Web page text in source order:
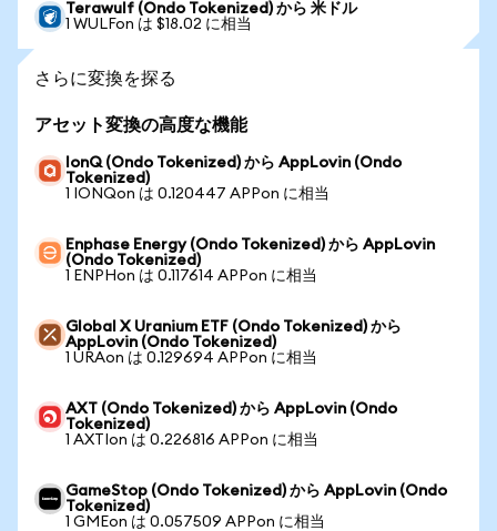
Terawulf (Ondo Tokenized) から 米ドル
1 WULFon は $18.02 に相当
さらに変換を探る
アセット変換の高度な機能
IonQ (Ondo Tokenized) から AppLovin (Ondo
Tokenized)
1 IONQon は 0.120447 APPon に相当
Enphase Energy (Ondo Tokenized) から AppLovin
(Ondo Tokenized)
1 ENPHon は 0.117614 APPon に相当
Global X Uranium ETF (Ondo Tokenized) から
AppLovin (Ondo Tokenized)
1 URAon は 0.129694 APPon に相当
AXT (Ondo Tokenized) から AppLovin (Ondo
Tokenized)
1 AXTIon は 0.226816 APPon に相当
GameStop (Ondo Tokenized) から AppLovin (Ondo
Tokenized)
1 GMEon は 0.057509 APPon に相当